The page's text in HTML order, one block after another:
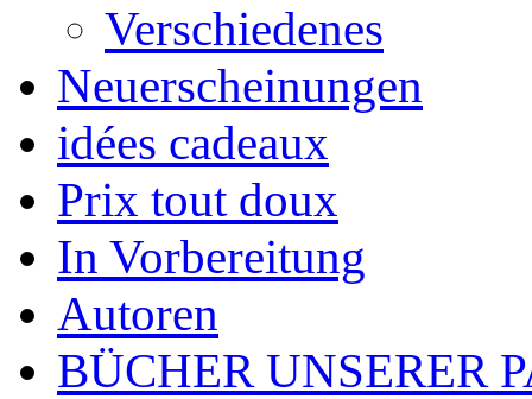
Verschiedenes
Neuerscheinungen
idées cadeaux
Prix tout doux
In Vorbereitung
Autoren
BÜCHER UNSERER